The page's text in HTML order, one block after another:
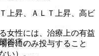
女性には、治療上の有益
合にのみ投与すること
い）。
上昇、ＡＬＴ上昇、高ビ
節痛。